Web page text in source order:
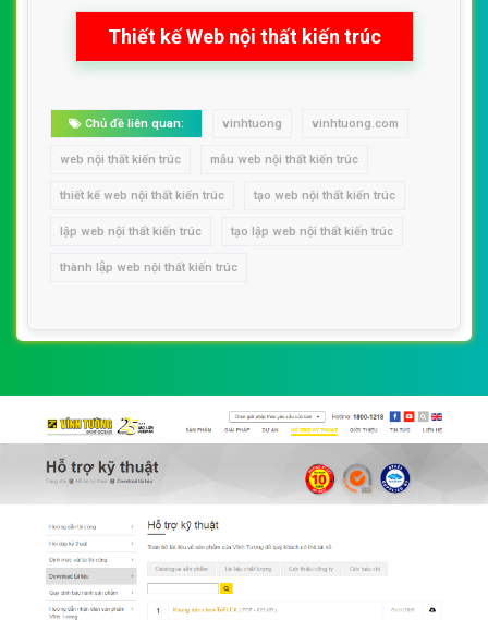
Thiết kế Web nội thất kiến trúc
Chủ đề liên quan: vinhtuong vinhtuong.com
web nội thất kiến trúc mẫu web nội thất kiến trúc
thiết kế web nội thất kiến trúc tạo web nội thất kiến trúc
lập web nội thất kiến trúc tạo lập web nội thất kiến trúc
thành lập web nội thất kiến trúc